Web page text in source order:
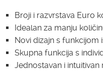
Broji i razvrstava Euro
Idealan za manju
Novi dizajn s funkcijom
Skupna funkcija s
Jednostavan i intuitivan